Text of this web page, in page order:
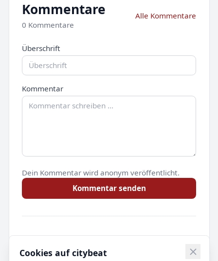
Kommentare
0 Kommentare
Alle Kommentare
Überschrift
Kommentar
Dein Kommentar wird anonym veröffentlicht.
Kommentar senden
Noch keine Kommentare.
Cookies auf citybeat